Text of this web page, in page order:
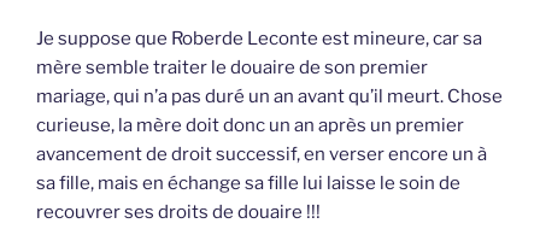
Je suppose que Roberde Leconte est mineure, car sa
mère semble traiter le douaire de son premier
mariage, qui n’a pas duré un an avant qu’il meurt. Chose
curieuse, la mère doit donc un an après un premier
avancement de droit successif, en verser encore un à
sa fille, mais en échange sa fille lui laisse le soin de
recouvrer ses droits de douaire !!!